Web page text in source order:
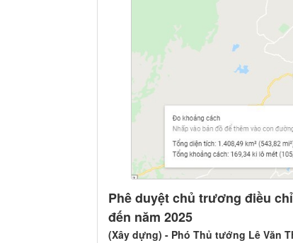
Phê duyệt chủ trương điều
đến năm 2025
(Xây dựng) - Phó Thủ tướng Lê Văn